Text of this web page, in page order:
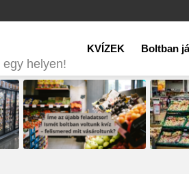
helyen!
KVÍZEK Boltban